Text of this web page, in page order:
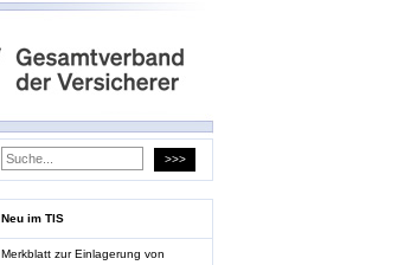
Neu im TIS
Merkblatt zur Einlagerung von